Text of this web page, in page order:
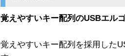
覚えやすいキー配列のUSBエル
覚えやすいキー配列を採用した